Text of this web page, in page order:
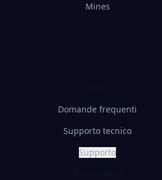
Mines
Domande frequenti
Supporto tecnico
Supporto